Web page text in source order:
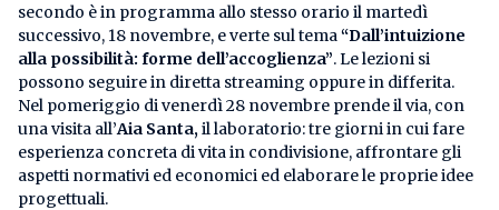
secondo è in programma allo stesso orario il martedì
successivo, 18 novembre, e verte sul tema“Dall’intuizione
alla possibilità: forme dell’accoglienza”. Le lezioni si
possono seguire in diretta streaming oppure in differita.
Nel pomeriggio di venerdì 28 novembre prende il via, con
una visita all’Aia Santa,il laboratorio: tre giorni in cui fare
esperienza concreta di vita in condivisione, affrontare gli
aspetti normativi ed economici ed elaborare le proprie idee
progettuali.